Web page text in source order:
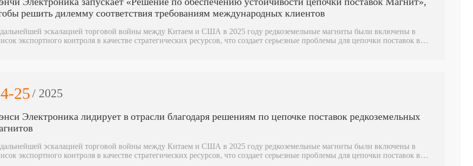
решить дилемму соответствия требованиям международных клиентов
эскалацией торговой войны между Китаем и США в 2025 году редкоземельные магниты были включены в
экспортного контроля в качестве стратегических ресурсов, что создает серьезные проблемы для цепочки поставок в
+ обслуживание» и стала надежным партнером для глобальных предприятий в преодолении торговых барьеров.
25/ 2025
Электроника лидирует в отрасли благодаря решениям по цепочке поставок редкоземельных
эскалацией торговой войны между Китаем и США в 2025 году редкоземельные магниты были включены в
экспортного контроля в качестве стратегических ресурсов, что создает серьезные проблемы для цепочки поставок в